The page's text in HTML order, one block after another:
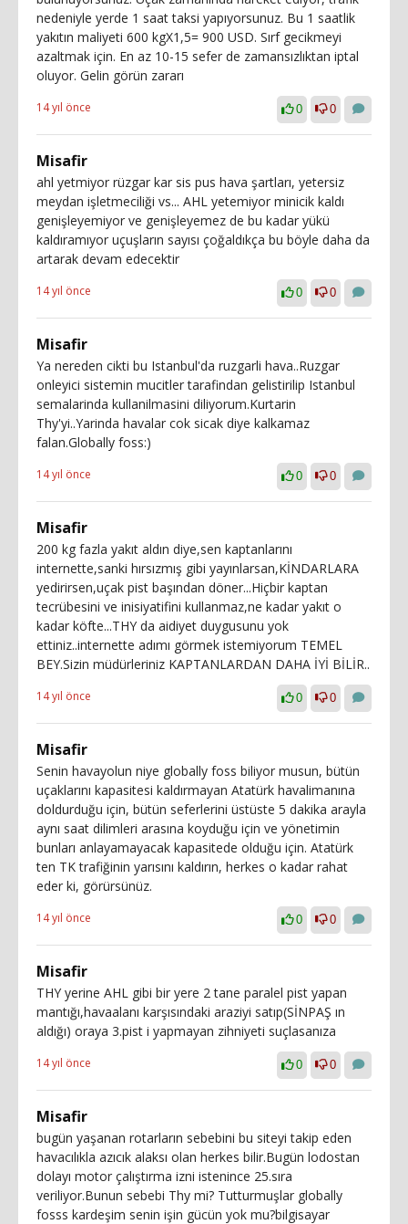
nedeniyle yerde 1 saat taksi yapıyorsunuz. Bu 1 saatlik
yakıtın maliyeti 600 kgX1,5= 900 USD. Sırf gecikmeyi
azaltmak için. En az 10-15 sefer de zamansızlıktan iptal
oluyor. Gelin görün zararı
14 yıl önce 0 0
Misafir
ahl yetmiyor rüzgar kar sis pus hava şartları, yetersiz
meydan işletmeciliği vs... AHL yetemiyor minicik kaldı
genişleyemiyor ve genişleyemez de bu kadar yükü
kaldıramıyor uçuşların sayısı çoğaldıkça bu böyle daha da
artarak devam edecektir
14 yıl önce 0 0
Misafir
Ya nereden cikti bu Istanbul'da ruzgarli hava..Ruzgar
onleyici sistemin mucitler tarafindan gelistirilip Istanbul
semalarinda kullanilmasini diliyorum.Kurtarin
Thy'yi..Yarinda havalar cok sicak diye kalkamaz
falan.Globally foss:)
14 yıl önce 0 0
Misafir
200 kg fazla yakıt aldın diye,sen kaptanlarını
internette,sanki hırsızmış gibi yayınlarsan,KİNDARLARA
yedirirsen,uçak pist başından döner...Hiçbir kaptan
tecrübesini ve inisiyatifini kullanmaz,ne kadar yakıt o
kadar köfte...THY da aidiyet duygusunu yok
ettiniz..internette adımı görmek istemiyorum TEMEL
BEY.Sizin müdürleriniz KAPTANLARDAN DAHA İYİ BİLİR..
14 yıl önce 0 0
Misafir
Senin havayolun niye globally foss biliyor musun, bütün
uçaklarını kapasitesi kaldırmayan Atatürk havalimanına
doldurduğu için, bütün seferlerini üstüste 5 dakika arayla
aynı saat dilimleri arasına koyduğu için ve yönetimin
bunları anlayamayacak kapasitede olduğu için. Atatürk
ten TK trafiğinin yarısını kaldırın, herkes o kadar rahat
eder ki, görürsünüz.
14 yıl önce 0 0
Misafir
THY yerine AHL gibi bir yere 2 tane paralel pist yapan
mantığı,havaalanı karşısındaki araziyi satıp(SİNPAŞ ın
aldığı) oraya 3.pist i yapmayan zihniyeti suçlasanıza
14 yıl önce 0 0
Misafir
bugün yaşanan rotarların sebebini bu siteyi takip eden
havacılıkla azıcık alaksı olan herkes bilir.Bugün lodostan
dolayı motor çalıştırma izni istenince 25.sıra
veriliyor.Bunun sebebi Thy mi? Tutturmuşlar globally
fosss kardeşim senin işin gücün yok mu?bilgisayar